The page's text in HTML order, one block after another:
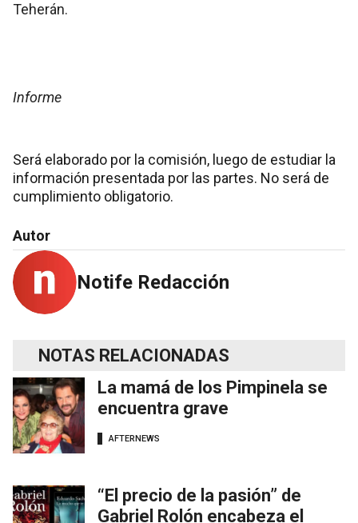
Teherán.
Informe
Será elaborado por la comisión, luego de estudiar la
información presentada por las partes. No será de
cumplimiento obligatorio.
Autor
Notife Redacción
NOTAS RELACIONADAS
La mamá de los Pimpinela se
encuentra grave
AFTERNEWS
“El precio de la pasión” de
Gabriel Rolón encabeza el